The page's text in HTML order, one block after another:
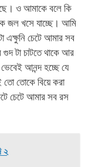
ও আমাকে বলে কি
জল খসে যাচ্ছে। আমি
এক্ষুনি চেটে আমার সব
টা চাটতে থাকে আর
আনন্দ হচ্ছে যে
তোকে বিয়ে করা
চেটে আমার সব রস
২